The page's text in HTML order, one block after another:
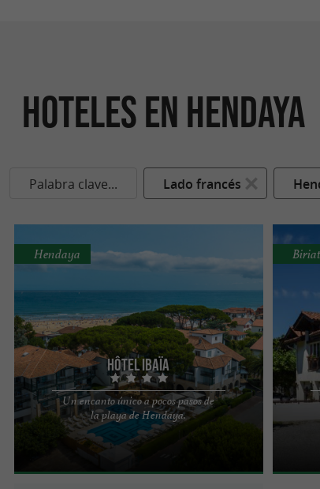
Hoteles en Hendaya
Palabra clave... Lado francés
Hôtel Ibaïa
Un encanto único a pocos pasos de
la playa de Hendaya.
Hendaya
Imagínate en Hendaya, en la costa vasca: Con una
ubicación ideal entre los 3 km de playa de arena
fina y el puerto ...
Este
verde